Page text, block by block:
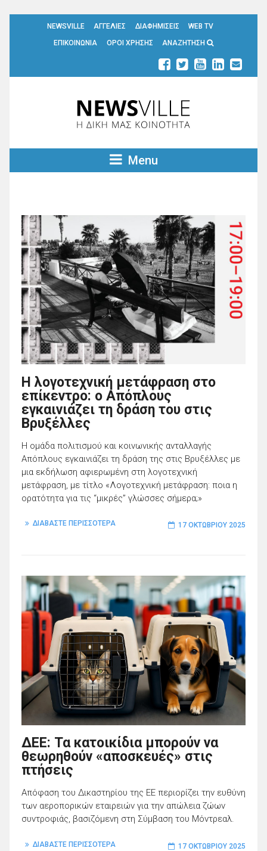
NEWSVILLE ΑΓΓΕΛΙΕΣ ΔΙΑΦΗΜΙΣΕΙΣ
WEB TV
ΕΠΙΚΟΙΝΩΝΙΑ
ΟΡΟΙ ΧΡΗΣΗΣ ΑΝΑΖΗΤΗΣΗ
Menu
Η λογοτεχνική μετάφραση στο
επίκεντρο: ο Απόπλους
εγκαινιάζει τη δράση του στις
Βρυξέλλες
Η ομάδα πολιτισμού και κοινωνικής ανταλλαγής
Απόπλους εγκαινιάζει τη δράση της στις Βρυξέλλες με
μια εκδήλωση αφιερωμένη στη λογοτεχνική
μετάφραση, με τίτλο «Λογοτεχνική μετάφραση: ποια η
ορατότητα για τις “μικρές” γλώσσες σήμερα;»
ΔΙΑΒΑΣΤΕ ΠΕΡΙΣΣΟΤΕΡΑ 17 ΟΚΤΩΒΡΊΟΥ 2025
ΔΕΕ: Τα κατοικίδια μπορούν να
θεωρηθούν «αποσκευές» στις
πτήσεις
Απόφαση του Δικαστηρίου της ΕΕ περιορίζει την ευθύνη
των αεροπορικών εταιρειών για την απώλεια ζώων
συντροφιάς, βασιζόμενη στη Σύμβαση του Μόντρεαλ.
ΔΙΑΒΑΣΤΕ ΠΕΡΙΣΣΟΤΕΡΑ 17 ΟΚΤΩΒΡΊΟΥ 2025